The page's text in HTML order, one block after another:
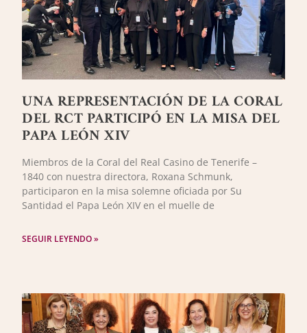
UNA REPRESENTACIÓN DE LA CORAL
DEL RCT PARTICIPÓ EN LA MISA DEL
PAPA LEÓN XIV
Miembros de la Coral del Real Casino de Tenerife –
1840 con nuestra directora, Roxana Schmunk,
participaron en la misa solemne oficiada por Su
Santidad el Papa León XIV en el muelle de
SEGUIR LEYENDO »